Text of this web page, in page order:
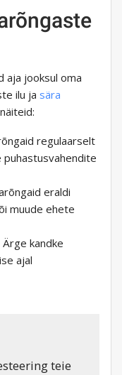
aja jooksul oma
ilu ja sära
regulaarselt
puhastusvahendite
eraldi
muude ehete
Ärge kandke
ajal
teie